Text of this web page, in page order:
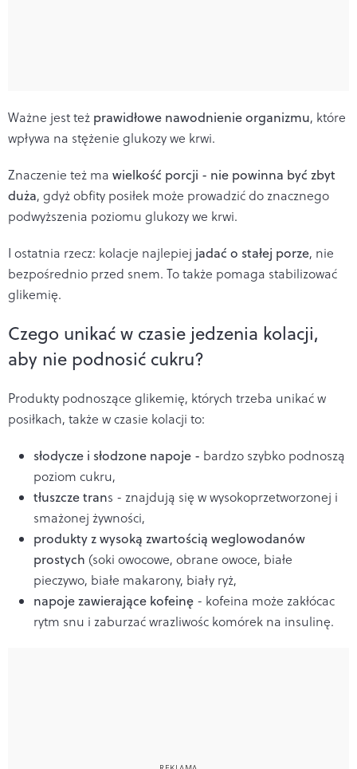
Ważne jest też prawidłowe nawodnienie organizmu, które
wpływa na stężenie glukozy we krwi.
Znaczenie też ma wielkość porcji - nie powinna być zbyt
duża, gdyż obfity posiłek może prowadzić do znacznego
podwyższenia poziomu glukozy we krwi.
I ostatnia rzecz: kolacje najlepiej jadać o stałej porze, nie
bezpośrednio przed snem. To także pomaga stabilizować
glikemię.
Czego unikać w czasie jedzenia kolacji,
aby nie podnosić cukru?
Produkty podnoszące glikemię, których trzeba unikać w
posiłkach, także w czasie kolacji to:
słodycze i słodzone napoje - bardzo szybko podnoszą
poziom cukru,
tłuszcze trans - znajdują się w wysokoprzetworzonej i
smażonej żywności,
produkty z wysoką zwartością weglowodanów
prostych (soki owocowe, obrane owoce, białe
pieczywo, białe makarony, biały ryż,
napoje zawierające kofeinę - kofeina może zakłócac
rytm snu i zaburzać wrazliwośc komórek na insulinę.